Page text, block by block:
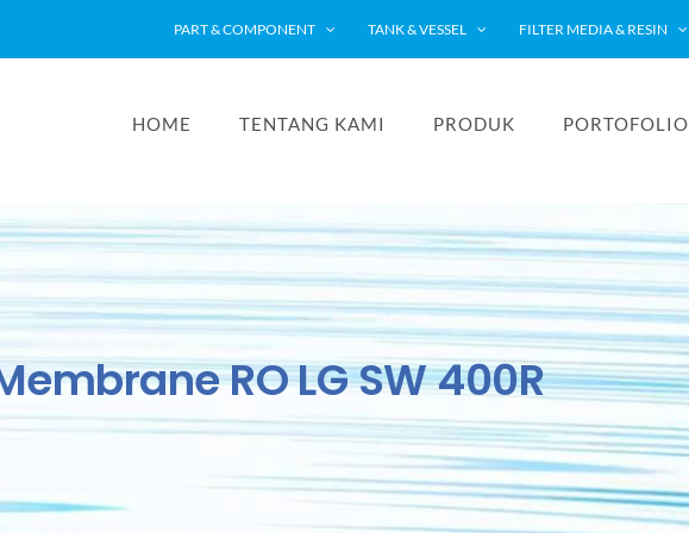
PART & COMPONENT TANK & VESSEL FILTER MEDIA & RESIN
HOME TENTANG KAMI PRODUK PORTOFOLIO
RO LG SW 400R